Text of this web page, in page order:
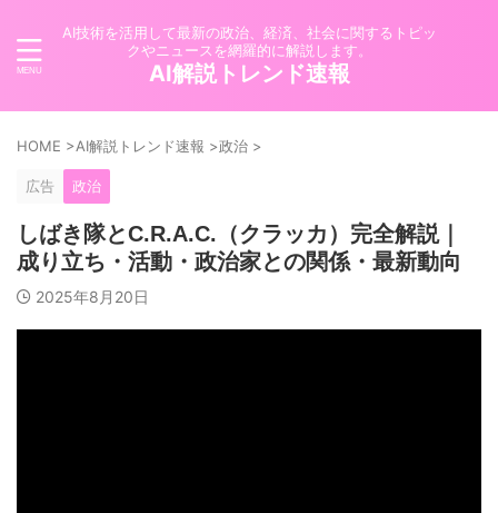
AI技術を活用して最新の政治、経済、社会に関するトピッ
クやニュースを網羅的に解説します。
AI解説トレンド速報
HOME >AI解説トレンド速報 >政治 >
広告 政治
しばき隊とC.R.A.C.（クラッカ）完全解説｜
成り立ち・活動・政治家との関係・最新動向
2025年8月20日